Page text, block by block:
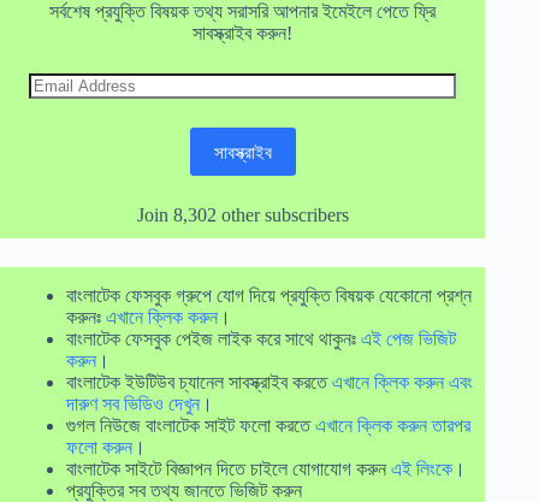
সর্বশেষ প্রযুক্তি বিষয়ক তথ্য সরাসরি আপনার ইমেইলে পেতে ফ্রি
সাবস্ক্রাইব করুন!
Email
Address
সাবস্ক্রাইব
Join 8,302 other subscribers
বাংলাটেক ফেসবুক গ্রুপে যোগ দিয়ে প্রযুক্তি বিষয়ক যেকোনো প্রশ্ন
করুনঃ এখানে ক্লিক করুন ।
বাংলাটেক ফেসবুক পেইজ লাইক করে সাথে থাকুনঃ এই পেজ ভিজিট
করুন ।
বাংলাটেক ইউটিউব চ্যানেল সাবস্ক্রাইব করতেএখানে ক্লিক করুন এবং
দারুণ সব ভিডিও দেখুন ।
গুগল নিউজে বাংলাটেক সাইট ফলো করতেএখানে ক্লিক করুন তারপর
ফলো করুন ।
বাংলাটেক সাইটে বিজ্ঞাপন দিতে চাইলে যোগাযোগ করুন এই লিংকে ।
প্রযুক্তির সব তথ্য জানতে ভিজিট করুন